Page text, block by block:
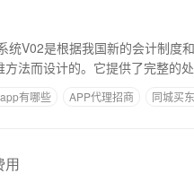
法而设计的。它提供了完整的
有哪些 APP代理招商
同城买
用